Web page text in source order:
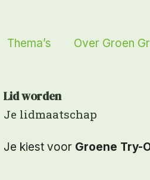
Thema’s Over Groen
Lid worden
Je lidmaatschap
Je kiest voor Groene Try-